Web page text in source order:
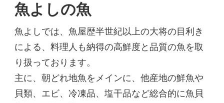
魚よしの魚
魚よしでは、魚屋歴半世紀以上の大将の目利き
による、料理人も納得の高鮮度と品質の魚を取
り扱っております。
主に、朝どれ地魚をメインに、他産地の鮮魚や
貝類、エビ、冷凍品、塩干品など総合的に魚貝